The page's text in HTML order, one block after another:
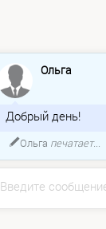
Введите
Ольга
Добрый день!
Ольга печатает...